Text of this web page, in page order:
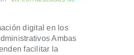
digital en los
Ambas
facilitar la